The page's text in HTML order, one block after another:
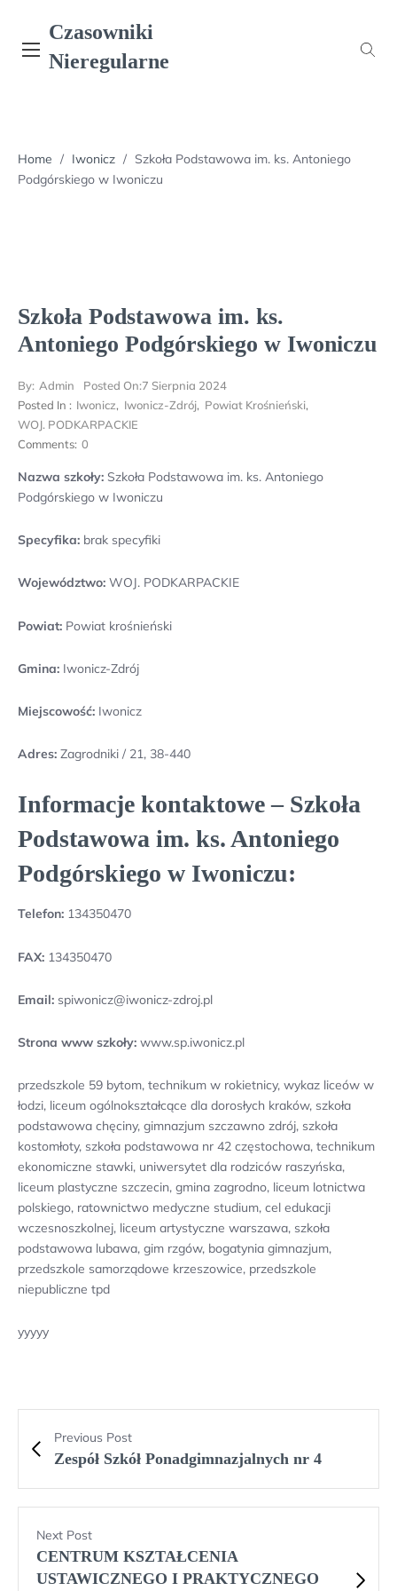
content
Czasowniki
Nieregularne
Home / Iwonicz / Szkoła Podstawowa im. ks. Antoniego
Podgórskiego w Iwoniczu
Szkoła Podstawowa im. ks.
Antoniego Podgórskiego w Iwoniczu
By: Admin Posted On:7 Sierpnia 2024
Posted In : Iwonicz, Iwonicz-Zdrój, Powiat Krośnieński,
WOJ. PODKARPACKIE
Comments: 0
Nazwa szkoły: Szkoła Podstawowa im. ks. Antoniego
Podgórskiego w Iwoniczu
Specyfika: brak specyfiki
Województwo: WOJ. PODKARPACKIE
Powiat: Powiat krośnieński
Gmina: Iwonicz-Zdrój
Miejscowość: Iwonicz
Adres: Zagrodniki / 21, 38-440
Informacje kontaktowe – Szkoła
Podstawowa im. ks. Antoniego
Podgórskiego w Iwoniczu:
Telefon: 134350470
FAX: 134350470
Email: spiwonicz@iwonicz-zdroj.pl
Strona www szkoły: www.sp.iwonicz.pl
przedszkole 59 bytom, technikum w rokietnicy, wykaz liceów w
łodzi, liceum ogólnokształcące dla dorosłych kraków, szkoła
podstawowa chęciny, gimnazjum szczawno zdrój, szkoła
kostomłoty, szkoła podstawowa nr 42 częstochowa, technikum
ekonomiczne stawki, uniwersytet dla rodziców raszyńska,
liceum plastyczne szczecin, gmina zagrodno, liceum lotnictwa
polskiego, ratownictwo medyczne studium, cel edukacji
wczesnoszkolnej, liceum artystyczne warszawa, szkoła
podstawowa lubawa, gim rzgów, bogatynia gimnazjum,
przedszkole samorządowe krzeszowice, przedszkole
niepubliczne tpd
yyyyy
Previous Post
Zespół Szkół Ponadgimnazjalnych nr 4
Next Post
CENTRUM KSZTAŁCENIA
USTAWICZNEGO I PRAKTYCZNEGO